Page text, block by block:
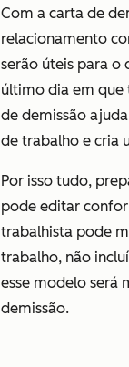
Com a carta de
relacionamento
serão úteis para o
último dia em que
de demissão
de trabalho e cria
Por isso tudo,
pode editar
trabalhista pode
trabalho, não
esse modelo será
demissão.